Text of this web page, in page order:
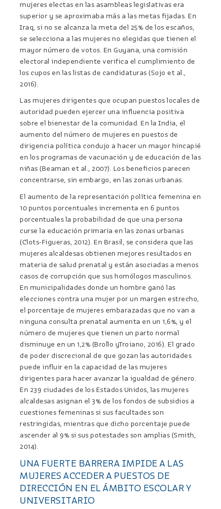
mujeres electas en las asambleas legislativas era
superior y se aproximaba más a las metas fijadas. En
Iraq, si no se alcanza la meta del 25% de los escaños,
se selecciona a las mujeres no elegidas que tienen el
mayor número de votos. En Guyana, una comisión
electoral independiente verifica el cumplimiento de
los cupos en las listas de candidaturas (Sojo et al.,
2016).
Las mujeres dirigentes que ocupan puestos locales de
autoridad pueden ejercer una influencia positiva
sobre el bienestar de la comunidad. En la India, el
aumento del número de mujeres en puestos de
dirigencia política condujo a hacer un mayor hincapié
en los programas de vacunación y de educación de las
niñas (Beaman et al., 2007). Los beneficios parecen
concentrarse, sin embargo, en las zonas urbanas.
El aumento de la representación política femenina en
10 puntos porcentuales incrementa en 6 puntos
porcentuales la probabilidad de que una persona
curse la educación primaria en las zonas urbanas
(Clots-Figueras, 2012). En Brasil, se considera que las
mujeres alcaldesas obtienen mejores resultados en
materia de salud prenatal y están asociadas a menos
casos de corrupción que sus homólogos masculinos.
En municipalidades donde un hombre ganó las
elecciones contra una mujer por un margen estrecho,
el porcentaje de mujeres embarazadas que no van a
ninguna consulta prenatal aumenta en un 1,6%, y el
número de mujeres que tienen un parto normal
disminuye en un 1,2% (Brollo yTroiano, 2016). El grado
de poder discrecional de que gozan las autoridades
puede influir en la capacidad de las mujeres
dirigentes para hacer avanzar la igualdad de género.
En 239 ciudades de los Estados Unidos, las mujeres
alcaldesas asignan el 3% de los fondos de subsidios a
cuestiones femeninas si sus facultades son
restringidas, mientras que dicho porcentaje puede
ascender al 9% si sus potestades son amplias (Smith,
2014).
UNA FUERTE BARRERA IMPIDE A LAS
MUJERES ACCEDER A PUESTOS DE
DIRECCIÓN EN EL ÁMBITO ESCOLAR Y
UNIVERSITARIO